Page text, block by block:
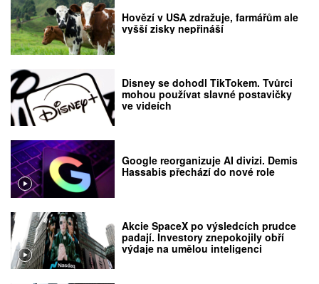
Hovězí v USA zdražuje, farmářům ale
vyšší zisky nepřináší
Disney se dohodl TikTokem. Tvůrci
mohou používat slavné postavičky
ve videích
Google reorganizuje AI divizi. Demis
Hassabis přechází do nové role
Akcie SpaceX po výsledcích prudce
padají. Investory znepokojily obří
výdaje na umělou inteligenci